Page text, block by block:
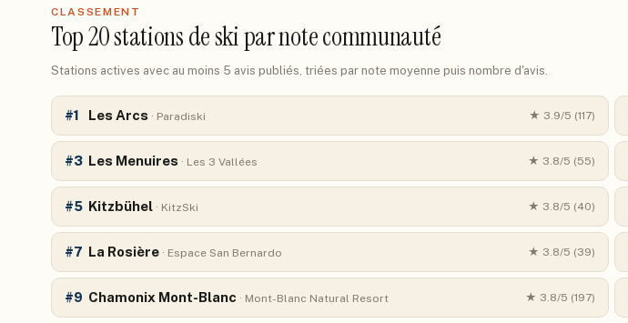
CLASSEMENT
Top20stations de ski par note communauté
Stations actives avec au moins 5 avis publiés, triées par note moyenne puis nombre d'avis.
#1 Les Arcs · Paradiski ★ 3.9/5 (117)
#3 Les Menuires · Les 3 Vallées ★ 3.8/5 (55)
#5 Kitzbühel · KitzSki ★ 3.8/5 (40)
#7 La Rosière · Espace San Bernardo ★ 3.8/5 (39)
#9 Chamonix Mont-Blanc · Mont-Blanc Natural Resort ★ 3.8/5 (197)